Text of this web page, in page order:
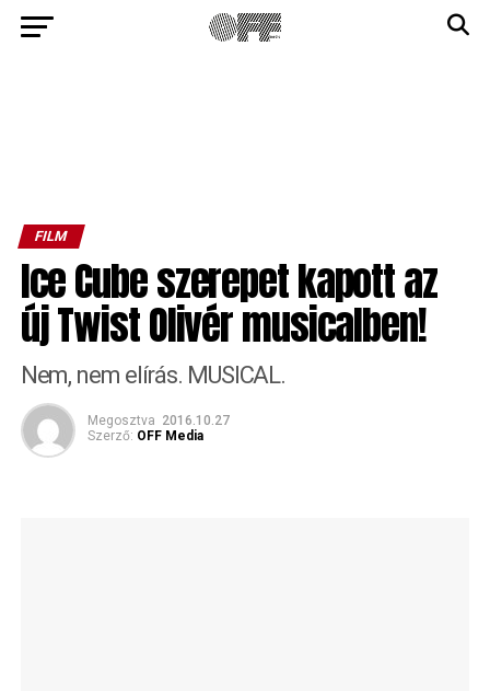
FILM
Ice Cube szerepet kapott az
új Twist Olivér musicalben!
Nem, nem elírás. MUSICAL.
Megosztva 2016.10.27
Szerző: OFF Media